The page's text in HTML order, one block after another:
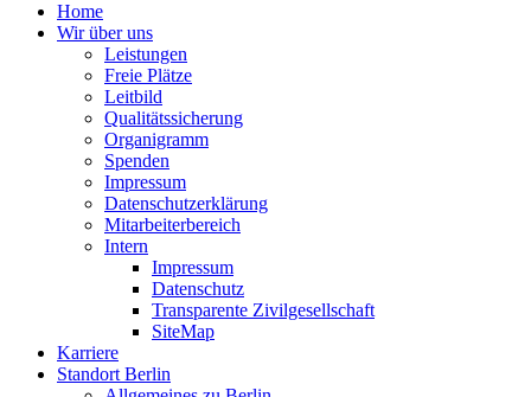
Home
Wir über uns
Leistungen
Freie Plätze
Leitbild
Qualitätssicherung
Organigramm
Spenden
Impressum
Datenschutzerklärung
Mitarbeiterbereich
Intern
Impressum
Datenschutz
Transparente Zivilgesellschaft
SiteMap
Karriere
Standort Berlin